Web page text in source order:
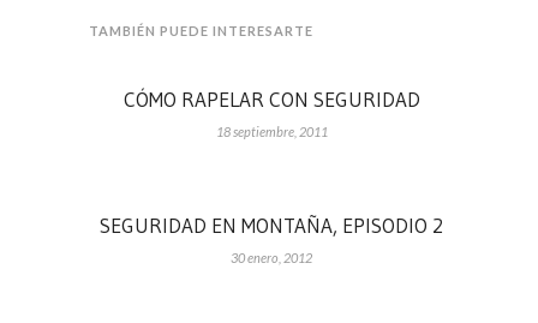
TAMBIÉN PUEDE INTERESARTE
CÓMO RAPELAR CON SEGURIDAD
18 septiembre, 2011
SEGURIDAD EN MONTAÑA, EPISODIO 2
30 enero, 2012